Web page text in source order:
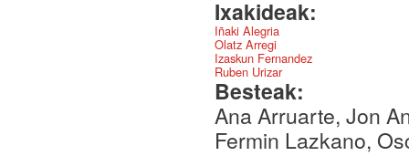
Ixakideak:
Iñaki Alegria
Olatz Arregi
Izaskun Fernandez
Ruben Urizar
Besteak:
Ana Arruarte, Jon
Fermin Lazkano,